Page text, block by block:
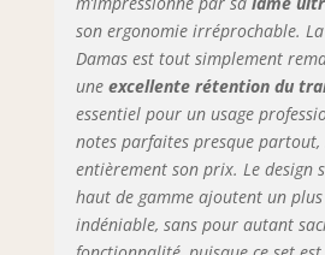
est
de
super
qui a
HRC,
son ergonomie irréprochable.
Damas est tout simplement
une excellente rétention du
essentiel pour un usage
notes parfaites presque
entièrement son prix. Le design
haut de gamme ajoutent un
indéniable, sans pour autant